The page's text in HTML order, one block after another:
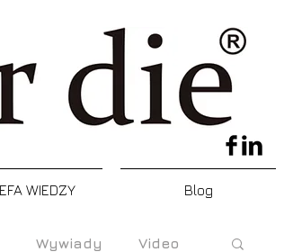
WIEDZY Blog
Wywiady Video